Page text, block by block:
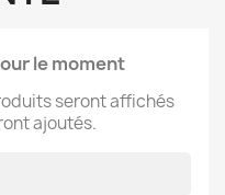
le moment
seront affichés
ajoutés.